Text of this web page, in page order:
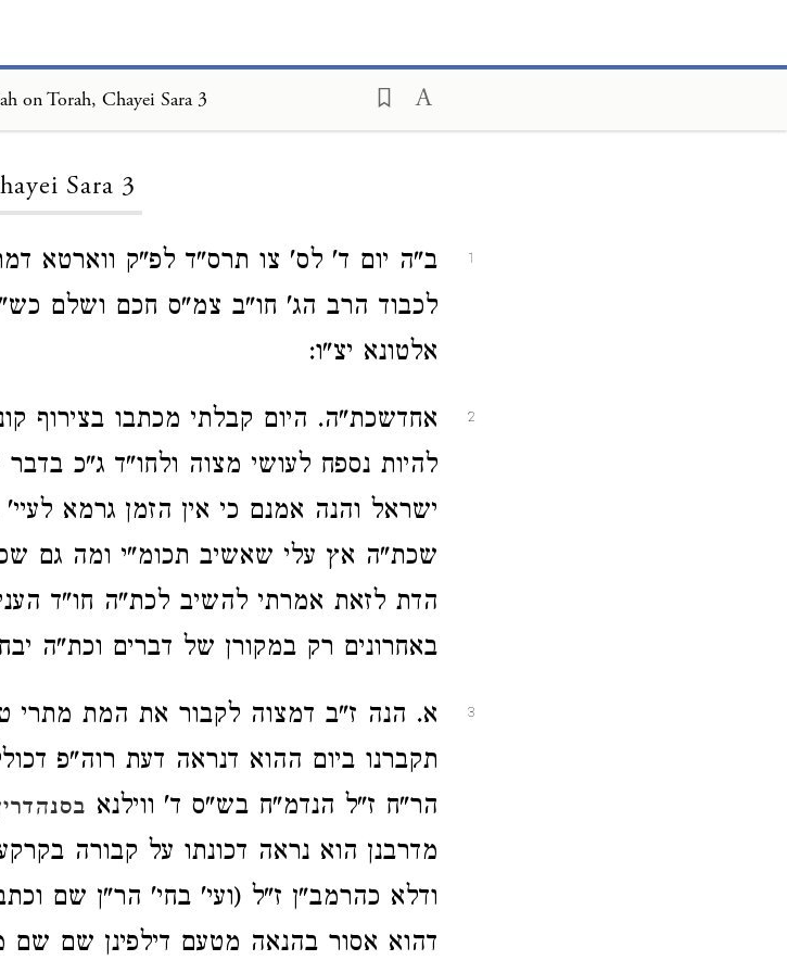
on Torah, Chayei Sara 3
Sara 3
1
ב"ה יום ד' לס' צו תרס"ד לפ"ק ווארטא
לכבוד הרב הג' חו"ב צמ"ס חכם ושלם
אלטונא יצ"ו:
2
אחדשכת"ה. היום קבלתי מכתבו בצירוף
להיות נספח לעושי מצוה ולחו"ד ג"כ
ישראל והנה אמנם כי אין הזמן גרמא
שכת"ה אץ עלי שאשיב תכומ"י ומה גם
הדת לזאת אמרתי להשיב לכת"ה חו"ד
באחרונים רק במקורן של דברים וכת"ה
3
א. הנה ז"ב דמצוה לקבור את המת מתרי
תקברנו ביום ההוא דנראה דעת רוה"פ
הר"ח ז"ל הנדמ"ח בש"ס ד' ווילנא
מדרבנן הוא נראה דכונתו על קבורה
ודלא כהרמב"ן ז"ל (ועי' בחי' הר"ן שם
דהוא אסור בהנאה מטעם דילפינן שם שם